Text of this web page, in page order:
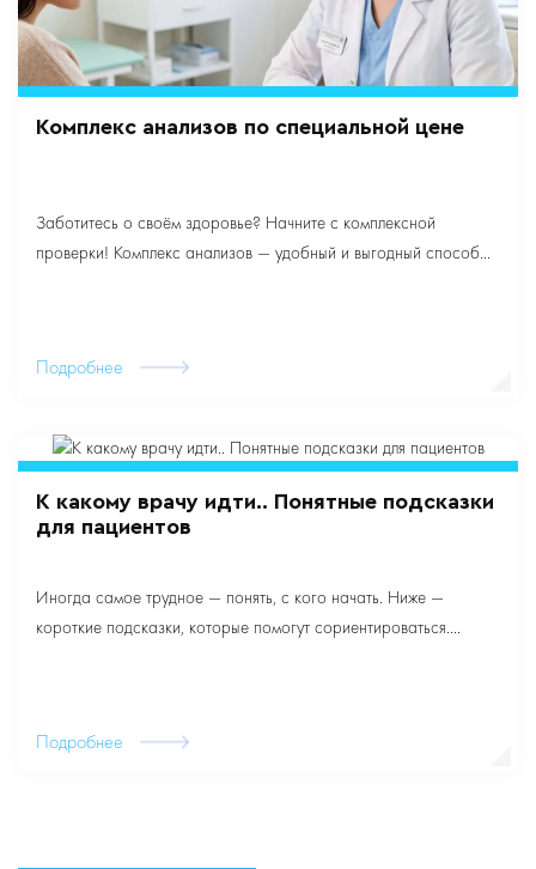
Комплекс анализов по специальной цене
Заботитесь о своём здоровье? Начните с комплексной
проверки! Комплекс анализов — удобный и выгодный способ...
Подробнее
К какому врачу идти.. Понятные подсказки
для пациентов
Иногда самое трудное — понять, с кого начать. Ниже —
короткие подсказки, которые помогут сориентироваться....
Подробнее